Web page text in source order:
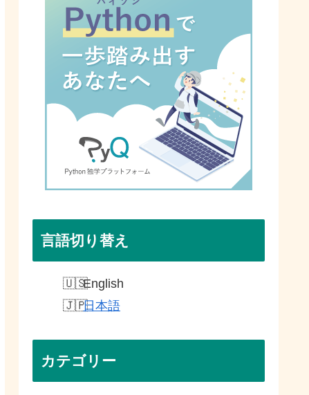
言語切り替え
English
日本語
カテゴリー